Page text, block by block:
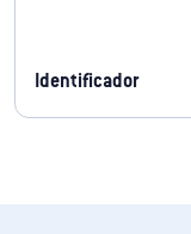
Identificador